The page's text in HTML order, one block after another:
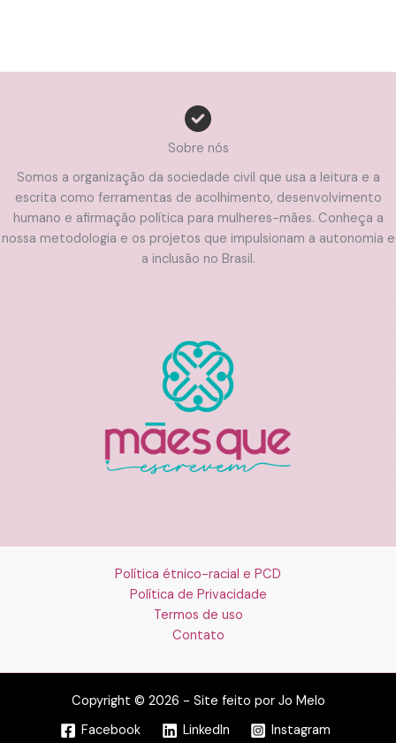
Sobre nós
Somos a organização da sociedade civil que usa a leitura e a
escrita como ferramentas de acolhimento, desenvolvimento
humano e afirmação política para mulheres-mães. Conheça a
nossa metodologia e os projetos que impulsionam a autonomia e
a inclusão no Brasil.
Política étnico-racial e PCD
Política de Privacidade
Termos de uso
Contato
Copyright © 2026 - Site feito por Jo Melo
Facebook
LinkedIn
Instagram